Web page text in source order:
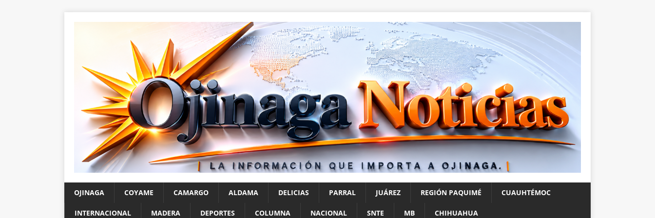
OJINAGA COYAME CAMARGO ALDAMA DELICIAS PARRAL JUÁREZ REGIÓN PAQUIMÉ CUAUHTÉMOC
INTERNACIONAL MADERA DEPORTES COLUMNA NACIONAL SNTE MB CHIHUAHUA